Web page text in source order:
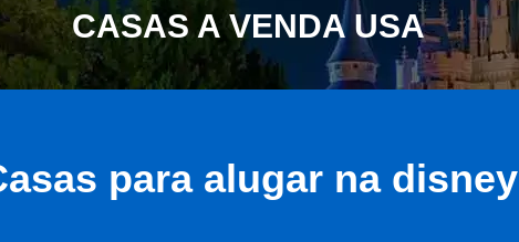
CASAS A VENDA USA
para alugar na disney